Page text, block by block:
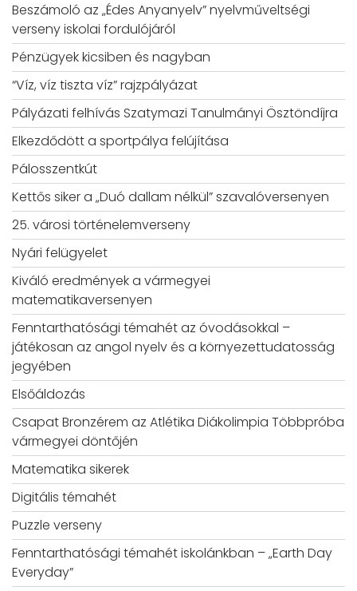
Beszámoló az „Édes Anyanyelv” nyelvműveltségi
verseny iskolai fordulójáról
Pénzügyek kicsiben és nagyban
“Víz, víz tiszta víz” rajzpályázat
Pályázati felhívás Szatymazi Tanulmányi Ösztöndíjra
Elkezdődött a sportpálya felújítása
Pálosszentkút
Kettős siker a „Duó dallam nélkül” szavalóversenyen
25. városi történelemverseny
Nyári felügyelet
Kiváló eredmények a vármegyei
matematikaversenyen
Fenntarthatósági témahét az óvodásokkal –
játékosan az angol nyelv és a környezettudatosság
jegyében
Elsőáldozás
Csapat Bronzérem az Atlétika Diákolimpia Többpróba
vármegyei döntőjén
Matematika sikerek
Digitális témahét
Puzzle verseny
Fenntarthatósági témahét iskolánkban – „Earth Day
Everyday”